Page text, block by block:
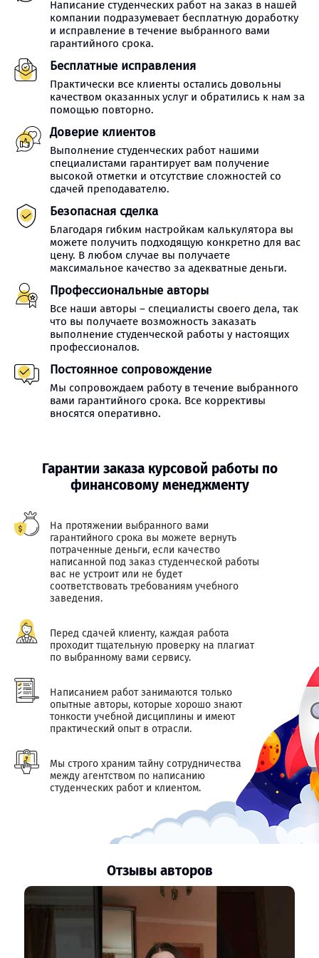
Написание студенческих работ на заказ в нашей
компании подразумевает бесплатную доработку
и исправление в течение выбранного вами
гарантийного срока.
Бесплатные исправления
Практически все клиенты остались довольны
качеством оказанных услуг и обратились к нам за
помощью повторно.
Доверие клиентов
Выполнение студенческих работ нашими
специалистами гарантирует вам получение
высокой отметки и отсутствие сложностей со
сдачей преподавателю.
Безопасная сделка
Благодаря гибким настройкам калькулятора вы
можете получить подходящую конкретно для вас
цену. В любом случае вы получаете
максимальное качество за адекватные деньги.
Профессиональные авторы
Все наши авторы – специалисты своего дела, так
что вы получаете возможность заказать
выполнение студенческой работы у настоящих
профессионалов.
Постоянное сопровождение
Мы сопровождаем работу в течение выбранного
вами гарантийного срока. Все коррективы
вносятся оперативно.
Гарантии заказа курсовой работы по
финансовому менеджменту
На протяжении выбранного вами
гарантийного срока вы можете вернуть
потраченные деньги, если качество
написанной под заказ студенческой работы
вас не устроит или не будет
соответствовать требованиям учебного
заведения.
Перед сдачей клиенту, каждая работа
проходит тщательную проверку на плагиат
по выбранному вами сервису.
Написанием работ занимаются только
опытные авторы, которые хорошо знают
тонкости учебной дисциплины и имеют
практический опыт в отрасли.
Мы строго храним тайну сотрудничества
между агентством по написанию
студенческих работ и клиентом.
Отзывы авторов